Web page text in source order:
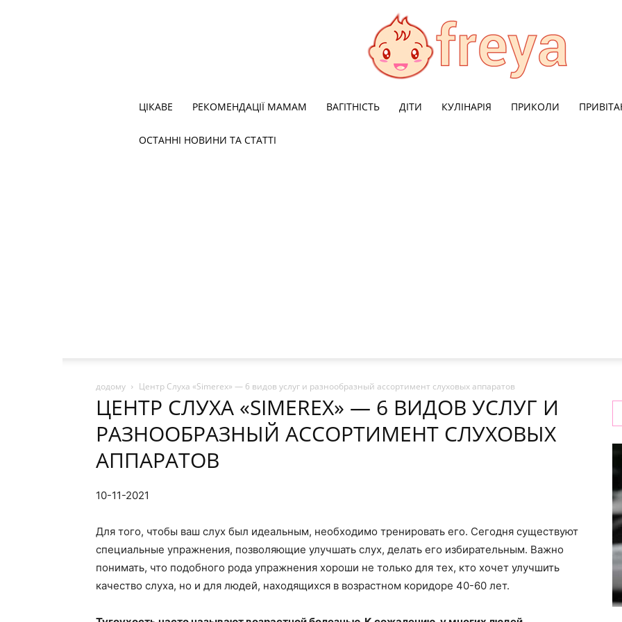
рецепти
новини
ЦІКАВЕ РЕКОМЕНДАЦІЇ МАМАМ ВАГІТНІСТЬ ДІТИ КУЛІНАРІЯ ПРИКОЛИ
ОСТАННІ НОВИНИ ТА СТАТТІ
додому Центр Слуха «Simerex» — 6 видов услуг и разнообразный ассортимент слуховых аппаратов
ЦЕНТР СЛУХА «SIMEREX» — 6 ВИДОВ УСЛУГ И
РАЗНООБРАЗНЫЙ АССОРТИМЕНТ СЛУХОВЫХ
АППАРАТОВ
10-11-2021
Для того, чтобы ваш слух был идеальным, необходимо тренировать его. Сегодня существуют
специальные упражнения, позволяющие улучшать слух, делать его избирательным. Важно
понимать, что подобного рода упражнения хороши не только для тех, кто хочет улучшить
качество слуха, но и для людей, находящихся в возрастном коридоре 40-60 лет.